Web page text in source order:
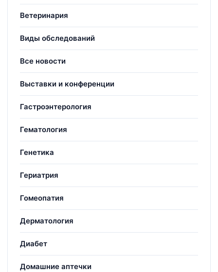
Ветеринария
Виды обследований
Все новости
Выставки и конференции
Гастроэнтерология
Гематология
Генетика
Гериатрия
Гомеопатия
Дерматология
Диабет
Домашние аптечки